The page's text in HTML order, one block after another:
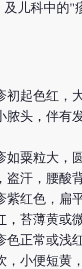
及儿科中的
初起色红，
脓头，伴有
如粟粒大，
汗，腰酸
紫红色，扁
苔薄黄或
色正常或浅
小便短黄